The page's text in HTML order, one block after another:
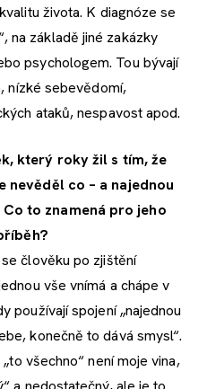
života. K diagnóze se
na základě jiné zakázky
psychologem. Tou bývají
nízké sebevědomí,
ataků, nespavost apod.
který roky žil s tím, že
nevěděl co – a najednou
to znamená pro jeho
člověku po zjištění
vše vnímá a chápe v
používají spojení „najednou
konečně to dává smysl“.
všechno“ není moje vina,